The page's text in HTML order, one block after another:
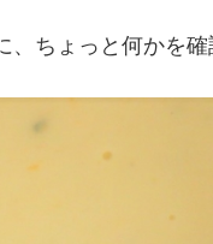
、ちょっと何かを